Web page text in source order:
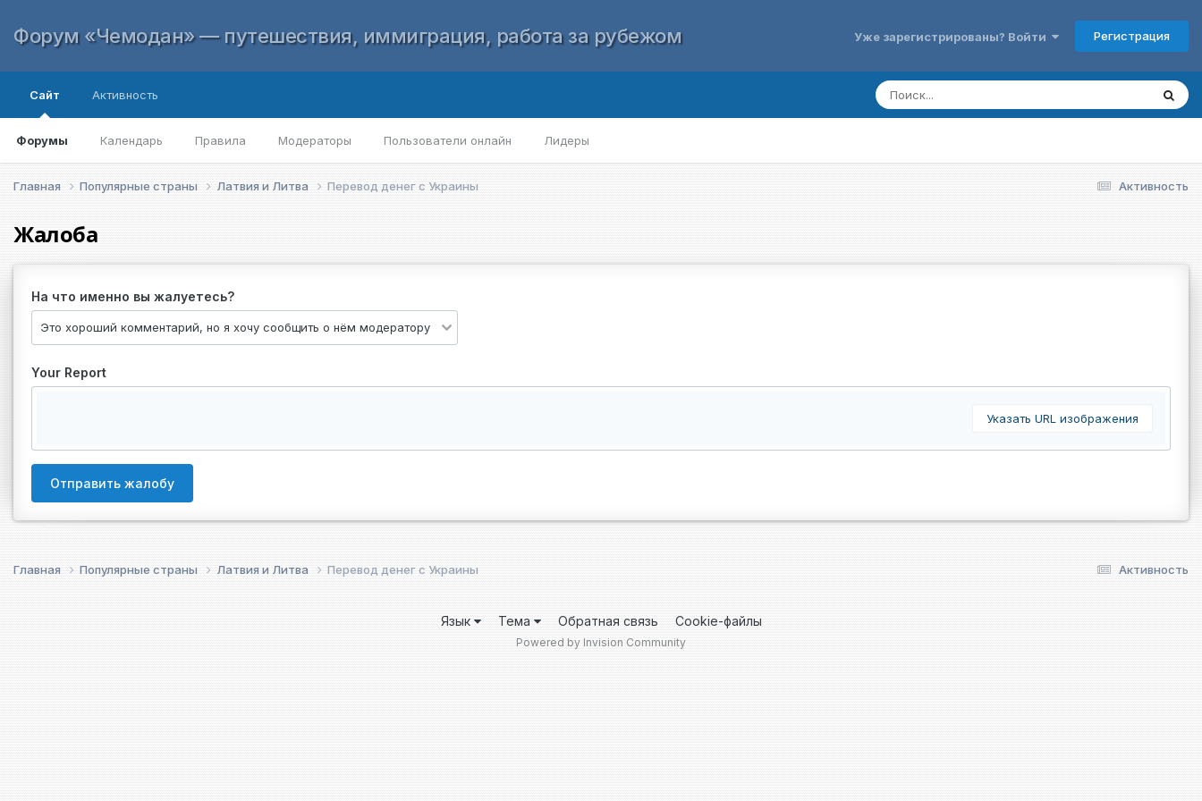
Форум «Чемодан» — путешествия, иммиграция, работа за рубежом Уже зарегистрированы? Войти Регистрация
Сайт
Форумы Календарь Правила Модераторы Пользователи онлайн Лидеры
Активность
Активность
Главная Популярные страны Латвия и Литва Перевод денег с Украины
Жалоба
На что именно вы жалуетесь?
Your Report
Указать URL изображения
Отправить жалобу
Активность
Главная Популярные страны Латвия и Литва Перевод денег с Украины
Язык Тема Обратная связь Cookie-файлы
Powered by Invision Community